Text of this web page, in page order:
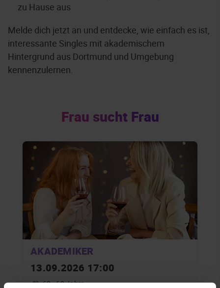
zu Hause aus
Melde dich jetzt an und entdecke, wie einfach es ist,
interessante Singles mit akademischem
Hintergrund aus Dortmund und Umgebung
kennenzulernen.
Frau sucht Frau
AKADEMIKER
13.09.2026 17:00
60 - 69 Jahre